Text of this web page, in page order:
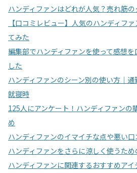
ハンディファンはどれが人気？売れ筋
【口コミレビュー】人気のハンディフ
てみた
編集部でハンディファンを使って感想
した
ハンディファンのシーン別の使い方｜通
就寝時
125人にアンケート！ハンディファンの
め
ハンディファンのイマイチな点や悪い口
ハンディファンをさらに涼しく使うた
ハンディファンに関連するおすすめアイ